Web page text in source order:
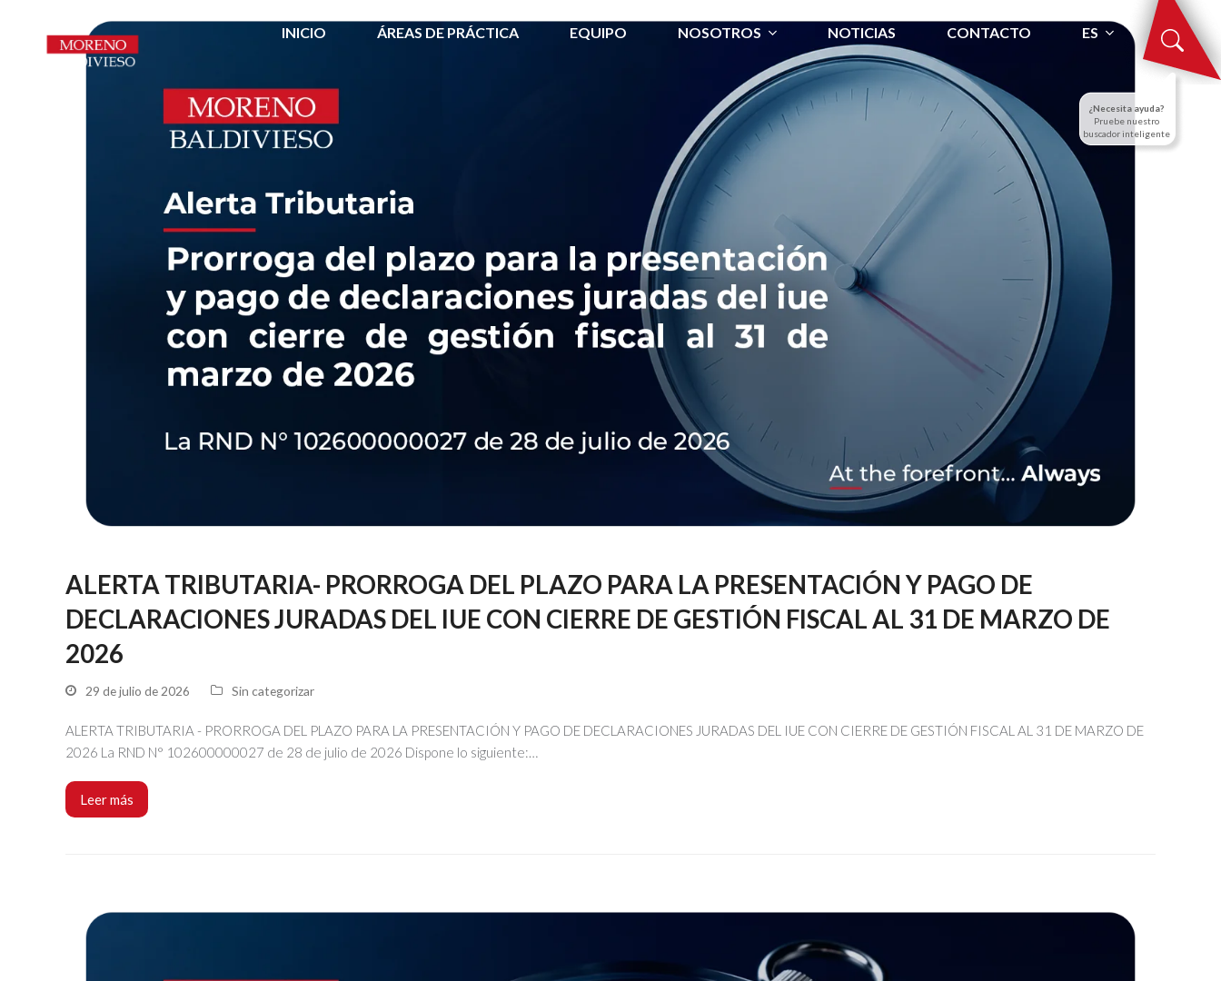
INICIO ÁREAS DE PRÁCTICA EQUIPO NOSOTROS NOTICIAS CONTACTO ES
¿Necesita ayuda?
Pruebe nuestro
buscador inteligente
ALERTA TRIBUTARIA- PRORROGA DEL PLAZO PARA LA PRESENTACIÓN Y PAGO DE
DECLARACIONES JURADAS DEL IUE CON CIERRE DE GESTIÓN FISCAL AL 31 DE MARZO DE
2026
29 de julio de 2026 Sin categorizar
ALERTA TRIBUTARIA - PRORROGA DEL PLAZO PARA LA PRESENTACIÓN Y PAGO DE DECLARACIONES JURADAS DEL IUE CON CIERRE DE GESTIÓN FISCAL AL 31 DE MARZO DE
2026 La RND N° 102600000027 de 28 de julio de 2026 Dispone lo siguiente:…
Leer más